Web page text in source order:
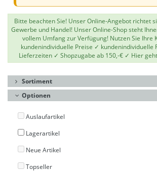
Bitte beachten Sie! Unser Online-Angebot richtet
Gewerbe und Handel! Unser Online-Shop steht
vollem Umfang zur Verfügung! Nutzen Sie Ihre
kundenindividuelle Preise ✓ kundenindividuelle
Lieferzeiten ✓ Shopzugabe ab 150,-€ ✓ Hier
Sortiment
Optionen
Auslaufartikel
Lagerartikel
Neue Artikel
Topseller